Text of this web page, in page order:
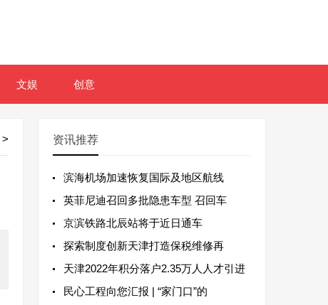
文娱 创意
> 资讯推荐
滨海机场加速恢复国际及地区航线
英菲尼迪召回多批隐患车型 召回车
京滨铁路北辰站将于近日通车
探索制度创新天津打造保税维修再
天津2022年积分落户2.35万人人才引进
民心工程向您汇报 | “家门口”的